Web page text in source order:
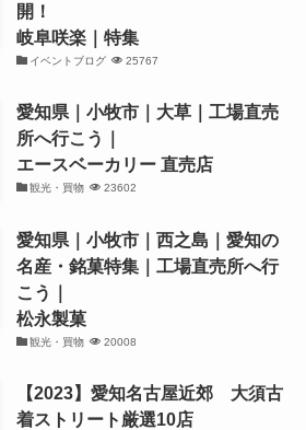
開！
岐阜咲楽｜特集
イベントブログ 25767
愛知県｜小牧市｜大草｜工場直売
所へ行こう｜
エースベーカリー 直売店
観光・買物 23602
愛知県｜小牧市｜西之島｜愛知の
名産・銘菓特集｜工場直売所へ行
こう｜
松永製菓
観光・買物 20008
【2023】愛知名古屋近郊 大須古
着ストリート厳選10店